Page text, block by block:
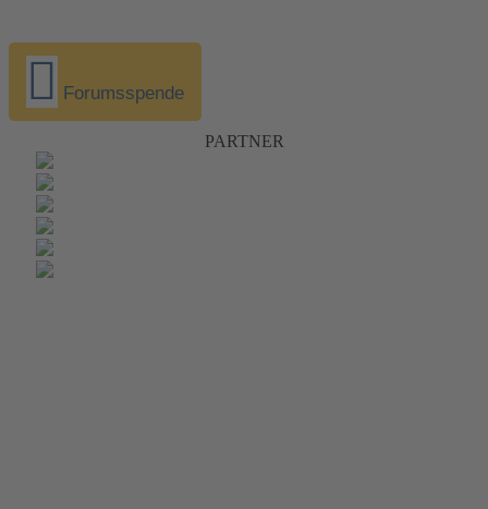
Forumsspende
PARTNER